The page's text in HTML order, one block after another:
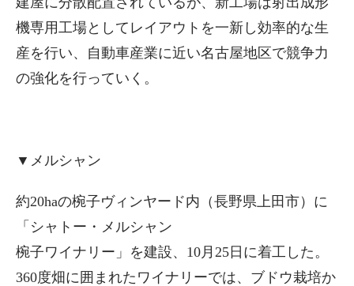
機専用工場としてレイアウトを一新し効率的な生
産を行い、自動車産業に近い名古屋地区で競争力
の強化を行っていく。
▼メルシャン
約20haの椀子ヴィンヤード内（長野県上田市）に
「シャトー・メルシャン
椀子ワイナリー」を建設、10月25日に着工した。
360度畑に囲まれたワイナリーでは、ブドウ栽培か